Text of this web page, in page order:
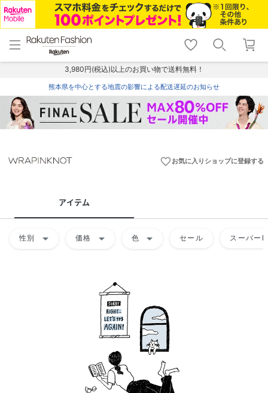
menu home
トップ
shopping_cart lock_outline
ログイン
3,980円(税込)以上のお買い物で送料無料！
熊本県を中心とする地震の影響による配送遅延のお知らせ
favorite_borderお気に入りショップに登録する
アイテム
性別 arrow_drop_down 価格 arrow_drop_down 色 arrow_drop_down セール スーパー